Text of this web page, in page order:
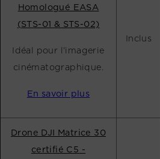
Homologué EASA
(STS-01 & STS-02)
Idéal pour l’imagerie
cinématographique.
En savoir plus
Inclus
Drone DJI Matrice 30
certifié C5 -